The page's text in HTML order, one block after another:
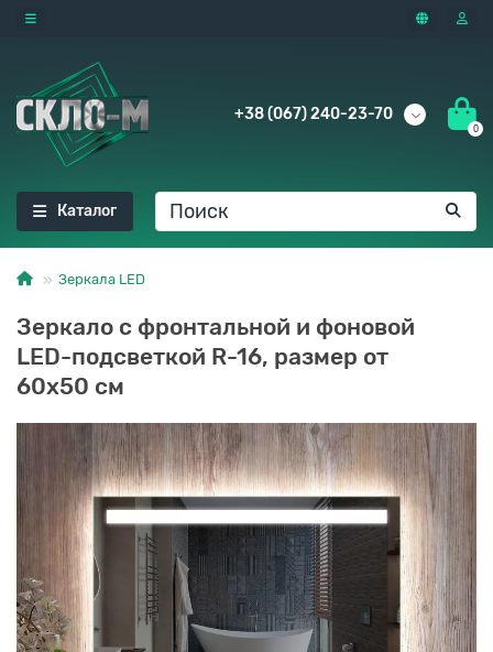
+38 (067) 240-23-70
0
Каталог
Зеркала LED
Зеркало с фронтальной и фоновой
LED-подсветкой R-16, размер от
60x50 см